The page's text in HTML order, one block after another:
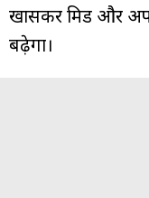
खासकर मिड और
बढ़ेगा।